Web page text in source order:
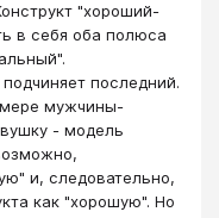
"хороший-
в себя оба полюса
последний.
мужчины-
- модель
и, следовательно,
как "хорошую". Но